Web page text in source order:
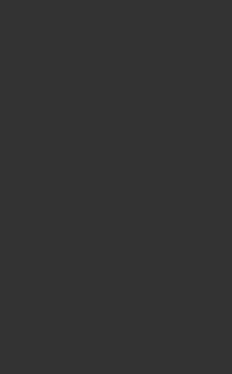
AGAVE GLOW COLOR STICK